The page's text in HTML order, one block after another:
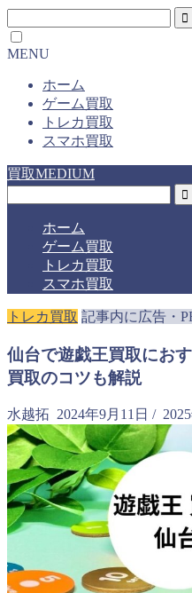
MENU
ホーム
ゲーム買取
トレカ買取
スマホ買取
買取MEDIUM
ホーム
ゲーム買取
トレカ買取
スマホ買取
トレカ買取 記事内に広告・
仙台で遊戯王買取にお
買取のコツも解説
水越拓 2024年9月11日 /